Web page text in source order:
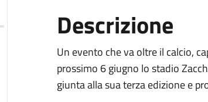
Descrizione
Un evento che va oltre il calcio,
prossimo 6 giugno lo stadio
giunta alla sua terza edizione e